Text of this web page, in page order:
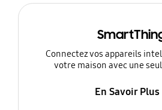
Connectez vos appareils
votre maison avec une
En Savoir Plus